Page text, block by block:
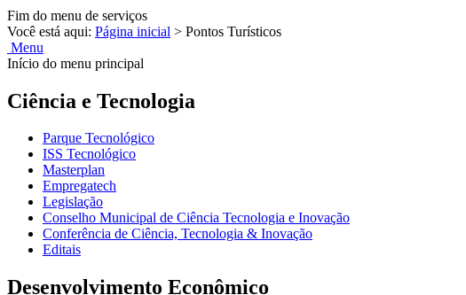
Fim do menu de serviços
Você está aqui: Página inicial > Pontos Turísticos
Menu
Início do menu principal
Ciência e Tecnologia
Parque Tecnológico
ISS Tecnológico
Masterplan
Empregatech
Legislação
Conselho Municipal de Ciência Tecnologia e Inovação
Conferência de Ciência, Tecnologia & Inovação
Editais
Desenvolvimento Econômico